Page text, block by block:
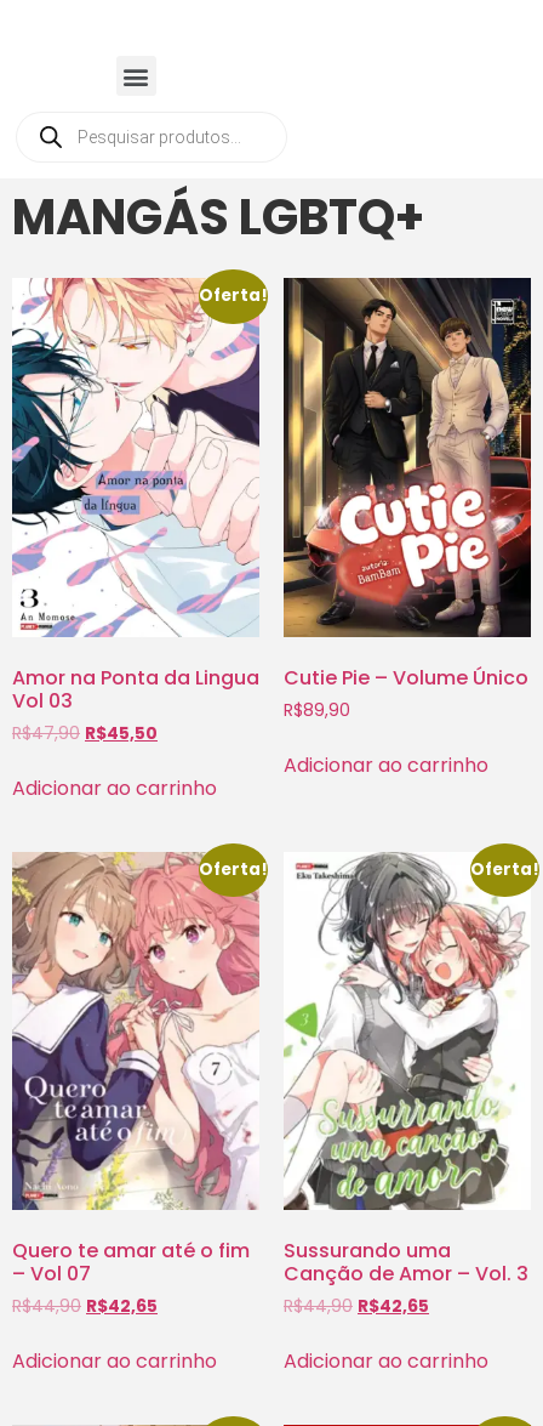
MANGÁS LGBTQ+
Oferta!
Amor na Ponta da Lingua
Vol 03
R$47,90 R$45,50
Adicionar ao carrinho
Cutie Pie – Volume Único
R$89,90
Adicionar ao carrinho
Oferta!
Quero te amar até o fim
– Vol 07
R$44,90 R$42,65
Adicionar ao carrinho
Oferta!
Sussurando uma
Canção de Amor – Vol. 3
R$44,90 R$42,65
Adicionar ao carrinho